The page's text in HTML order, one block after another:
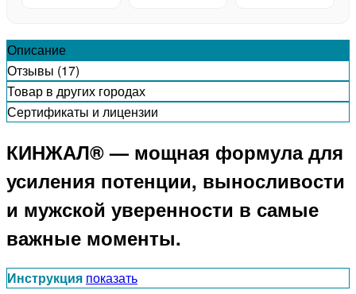
Описание
Отзывы (17)
Товар в других городах
Сертификаты и лицензии
КИНЖАЛ® — мощная формула для
усиления потенции, выносливости
и мужской уверенности в самые
важные моменты.
Инструкция показать